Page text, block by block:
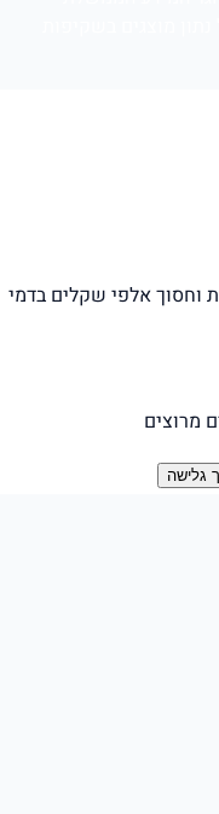
וחסוך אלפי שקלים בדמי
גלישה